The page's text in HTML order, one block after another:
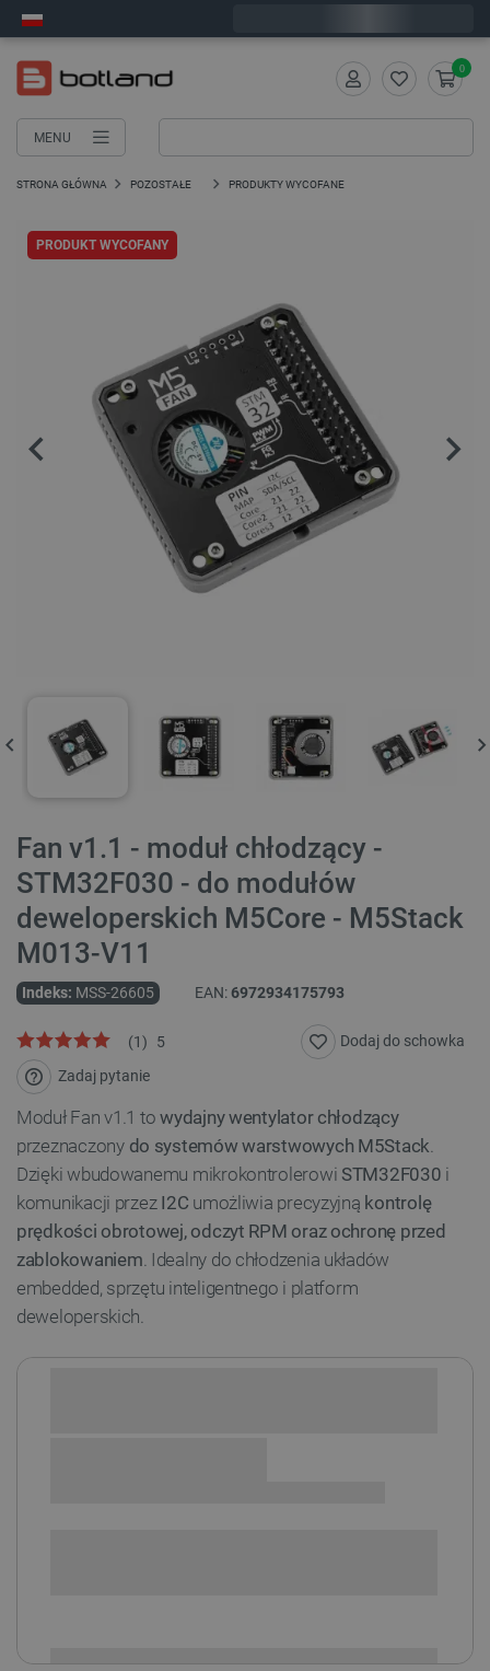
MENU
0
STRONA GŁÓWNA POZOSTAŁE PRODUKTY WYCOFANE
PRODUKT WYCOFANY
Fan v1.1 - moduł chłodzący -
STM32F030 - do modułów
deweloperskich M5Core - M5Stack
M013-V11
Indeks: MSS-26605 EAN:6972934175793
5
(1)
Zadaj pytanie
Dodaj do schowka
Moduł Fan v1.1 towydajny wentylator chłodzący
przeznaczony do systemów warstwowych M5Stack.
Dzięki wbudowanemu mikrokontrolerowi STM32F030 i
komunikacji przez I2C umożliwia precyzyjną kontrolę
prędkości obrotowej, odczyt RPM oraz ochronę przed
zablokowaniem. Idealny do chłodzenia układów
embedded, sprzętu inteligentnego i platform
deweloperskich.